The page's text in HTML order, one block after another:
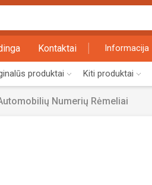
input
Kontaktai Informacija
produktai Kiti produktai
Numerių Rėmeliai